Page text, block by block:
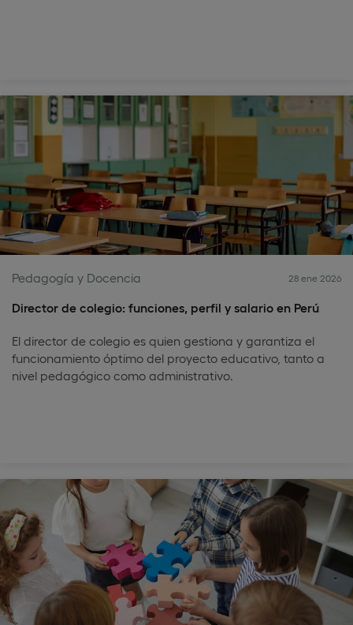
Pedagogía y Docencia 28 ene 2026
Director de colegio: funciones, perfil y salario en Perú
El director de colegio es quien gestiona y garantiza el
funcionamiento óptimo del proyecto educativo, tanto a
nivel pedagógico como administrativo.